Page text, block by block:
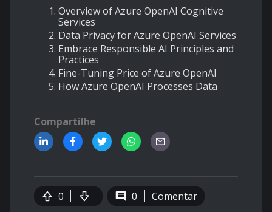
Overview of Azure OpenAI Cognitive
Services
Data Privacy for Azure OpenAI Services
Embrace Responsible AI Principles and
Practices
Fine-Tuning Price of Azure OpenAI
How Azure OpenAI Processes Data
Compartilhe
0 0 Comentar